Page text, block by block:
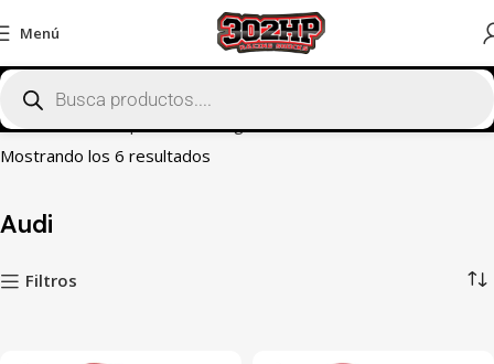
Menú
Inicio Tienda Suspensiones Regulables Audi
Mostrando los 6 resultados
Audi
Filtros